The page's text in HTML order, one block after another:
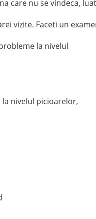
care nu se vindeca,
vizite. Faceti un
la nivelul
nivelul picioarelor,